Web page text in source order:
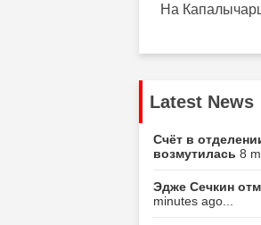
На
Latest News
Счёт в
возмутилась 8
Эдже Сечкин
minutes ago...